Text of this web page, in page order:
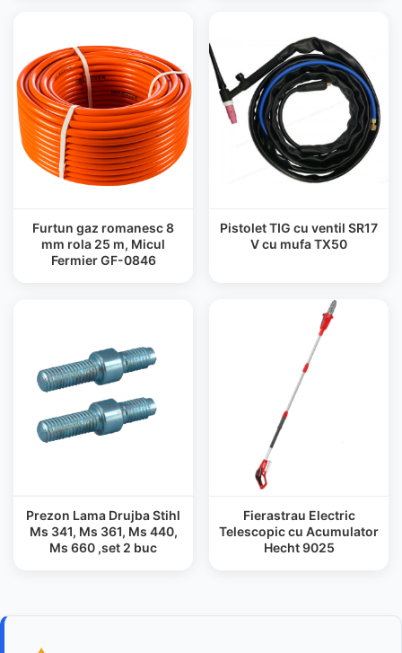
Furtun gaz romanesc 8
mm rola 25 m, Micul
Fermier GF-0846
Pistolet TIG cu ventil SR17
V cu mufa TX50
Prezon Lama Drujba Stihl
Ms 341, Ms 361, Ms 440,
Ms 660 ,set 2 buc
Fierastrau Electric
Telescopic cu Acumulator
Hecht 9025